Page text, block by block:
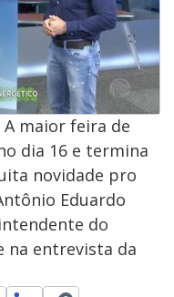
A maior feira de
dia 16 e termina
novidade pro
Eduardo
do
na entrevista da